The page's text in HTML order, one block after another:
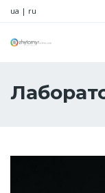
ua | ru